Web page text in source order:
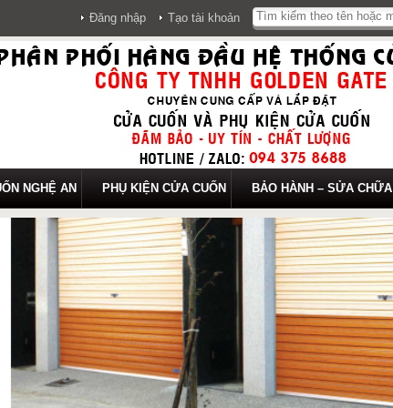
Đăng nhập
Tạo tài khoản
NGHỆ AN PHỤ KIỆN CỬA CUỐN BẢO HÀNH – SỬA CHỮA